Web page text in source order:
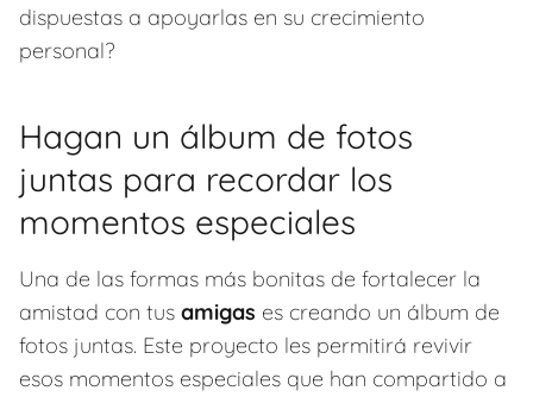
dispuestas a apoyarlas en su crecimiento
personal?
Hagan un álbum de fotos
juntas para recordar los
momentos especiales
Una de las formas más bonitas de fortalecer la
amistad con tus amigas es creando un álbum de
fotos juntas. Este proyecto les permitirá revivir
esos momentos especiales que han compartido a